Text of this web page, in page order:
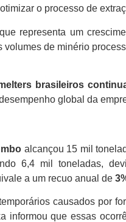
o processo de
representa um
de minério
brasileiros
global da
alcançou 15 mil
6,4 mil toneladas,
a um recuo anual de
causados por
informou que essas